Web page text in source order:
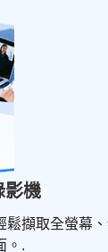
影機
鬆擷取全螢幕
。.